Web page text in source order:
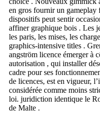
en gros fournir un gameplay
dispositifs peut sentir
affiner graphique bois . Les
les paris, les mises, les
graphics-intensive titles .
angström licence émerger à
autorisation , qui installer
cadre pour ses
de licences, est en vigueur,
considérée comme moins
loi. juridiction identique le
de Malte .